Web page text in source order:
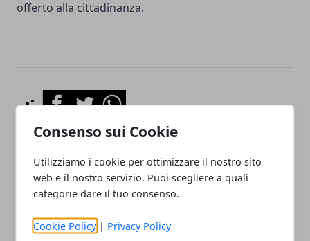
Consenso sui Cookie
Utilizziamo i cookie per ottimizzare il nostro sito
web e il nostro servizio. Puoi scegliere a quali
categorie dare il tuo consenso.
Cookie Policy | Privacy Policy
offerto alla cittadinanza.
FacebookTwitterWhatsapp
Articolo Precedente
Hellwatt Festival, Aragona
Regione
Articolo Successivo
Emilia-Romagna, bando da